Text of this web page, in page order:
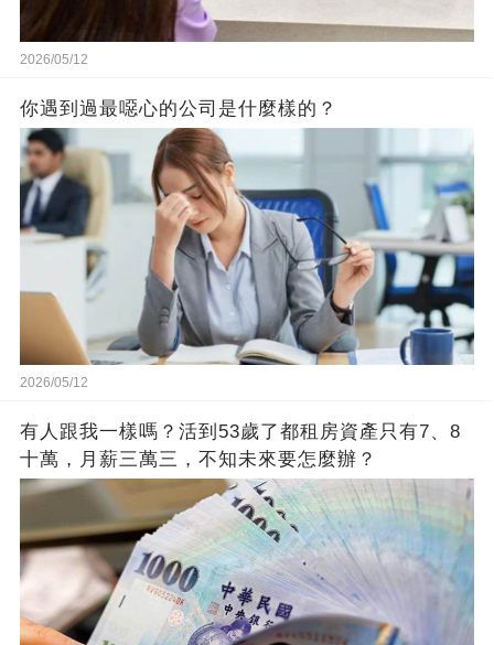
2026/05/12
你遇到過最噁心的公司是什麼樣的？
2026/05/12
有人跟我一樣嗎？活到53歲了都租房資產只有7、8
十萬，月薪三萬三，不知未來要怎麼辦？